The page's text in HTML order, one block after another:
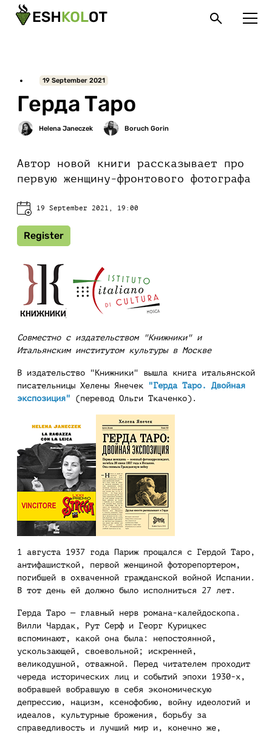
Герда Таро
19 September 2021
Автор новой книги рассказывает про
первую женщину-фронтового фотографа
19 September 2021, 19:00
Register
Совместно с издательством "Книжники" и
Итальянским институтом культуры в Москве
В издательство "Книжники" вышла книга итальянской
писательницы Хелены Янечек
"Герда Таро. Двойная
экспозиция" (перевод Ольги Ткаченко).
1 августа 1937 года Париж прощался с Гердой Таро,
антифашисткой, первой женщиной фоторепортером,
погибшей в охваченной гражданской войной Испании.
В тот день ей должно было исполниться 27 лет.
Герда Таро — главный нерв романа-калейдоскопа.
Вилли Чардак, Рут Серф и Георг Курицкес
вспоминают, какой она была: непостоянной,
ускользающей, своевольной; искренней,
великодушной, отважной. Перед читателем проходит
череда исторических лиц и событий эпохи 1930-х,
вобравшей вобравшую в себя экономическую
депрессию, нацизм, ксенофобию, войну идеологий и
идеалов, культурные брожения, борьбу за
справедливость и лучший мир и, конечно же,